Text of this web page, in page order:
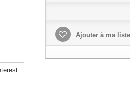
Ajouter à ma